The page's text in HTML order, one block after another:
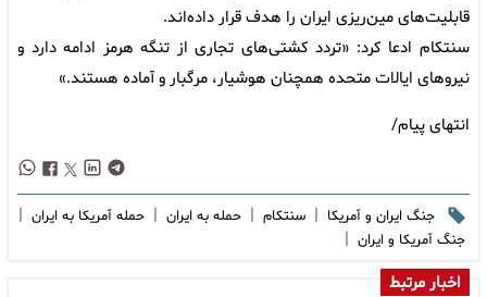
قابلیت‌های مین‌ریزی ایران را هدف قرار داده‌اند.
سنتکام ادعا کرد: «تردد کشتی‌های تجاری از تنگه هرمز ادامه دارد و
نیروهای ایالات متحده همچنان هوشیار، مرگبار و آماده هستند.»
انتهای پیام/
جنگ ایران و آمریکا | سنتکام | حمله به ایران | حمله آمریکا به ایران |
جنگ آمریکا و ایران |
اخبار مرتبط